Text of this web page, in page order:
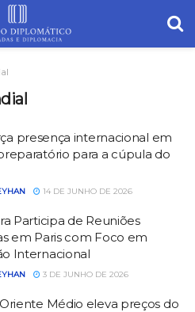
presença internacional em
para a cúpula do
14 DE JUNHO DE 2026
Participa de Reuniões
em Paris com Foco em
Internacional
3 DE JUNHO DE 2026
Médio eleva preços do